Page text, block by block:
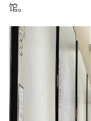
馆。